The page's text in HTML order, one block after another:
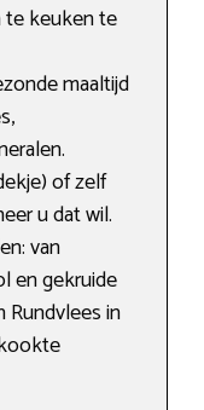
keuken te
maaltijd
of zelf
u dat wil.
van
en gekruide
in